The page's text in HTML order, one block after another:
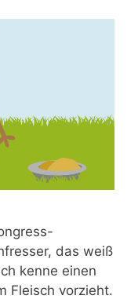
das weiß
kenne einen
Fleisch vorzieht.